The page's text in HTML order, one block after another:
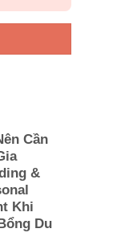
Cần
&
Khi
Du